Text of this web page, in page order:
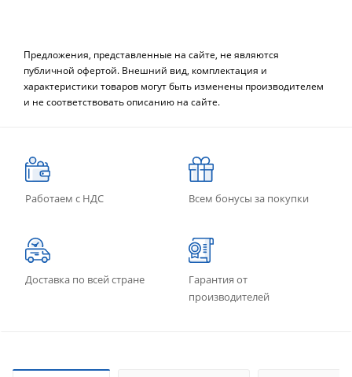
Предложения, представленные на сайте, не являются
публичной офертой. Внешний вид, комплектация и
характеристики товаров могут быть изменены производителем
и не соответствовать описанию на сайте.
Работаем с НДС Всем бонусы за покупки
Доставка по всей стране
Гарантия от
производителей